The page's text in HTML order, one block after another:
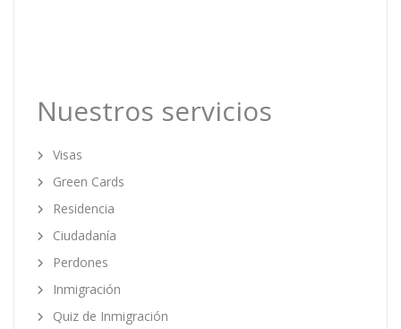
Nuestros servicios
Visas
Green Cards
Residencia
Ciudadanía
Perdones
Inmigración
Quiz de Inmigración